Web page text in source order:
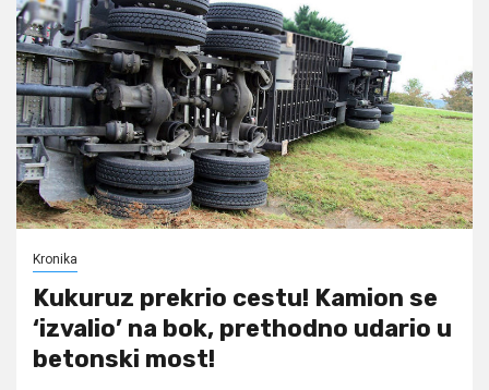
Kronika
Kukuruz prekrio cestu! Kamion se
‘izvalio’ na bok, prethodno udario u
betonski most!